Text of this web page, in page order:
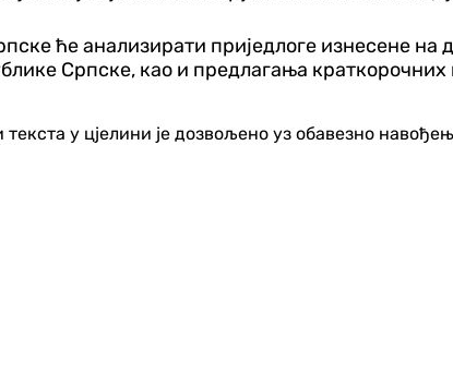
ће анализирати приједлоге изнесене
Српске, као и предлагања
у цјелини је дозвољено уз обавезно